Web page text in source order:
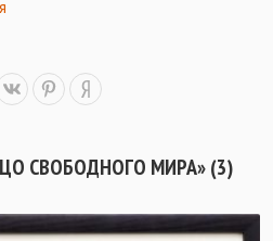
СВОБОДНОГО МИРА» (3)